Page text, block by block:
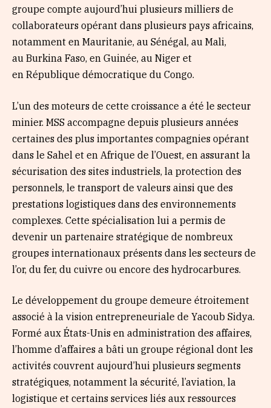
groupe compte aujourd’hui plusieurs milliers de
collaborateurs opérant dans plusieurs pays africains,
notamment en Mauritanie, au Sénégal, au Mali,
au Burkina Faso, en Guinée, au Niger et
en République démocratique du Congo.
L’un des moteurs de cette croissance a été le secteur
minier. MSS accompagne depuis plusieurs années
certaines des plus importantes compagnies opérant
dans le Sahel et en Afrique de l’Ouest, en assurant la
sécurisation des sites industriels, la protection des
personnels, le transport de valeurs ainsi que des
prestations logistiques dans des environnements
complexes. Cette spécialisation lui a permis de
devenir un partenaire stratégique de nombreux
groupes internationaux présents dans les secteurs de
l’or, du fer, du cuivre ou encore des hydrocarbures.
Le développement du groupe demeure étroitement
associé à la vision entrepreneuriale de Yacoub Sidya.
Formé aux États-Unis en administration des affaires,
l’homme d’affaires a bâti un groupe régional dont les
activités couvrent aujourd’hui plusieurs segments
stratégiques, notamment la sécurité, l’aviation, la
logistique et certains services liés aux ressources